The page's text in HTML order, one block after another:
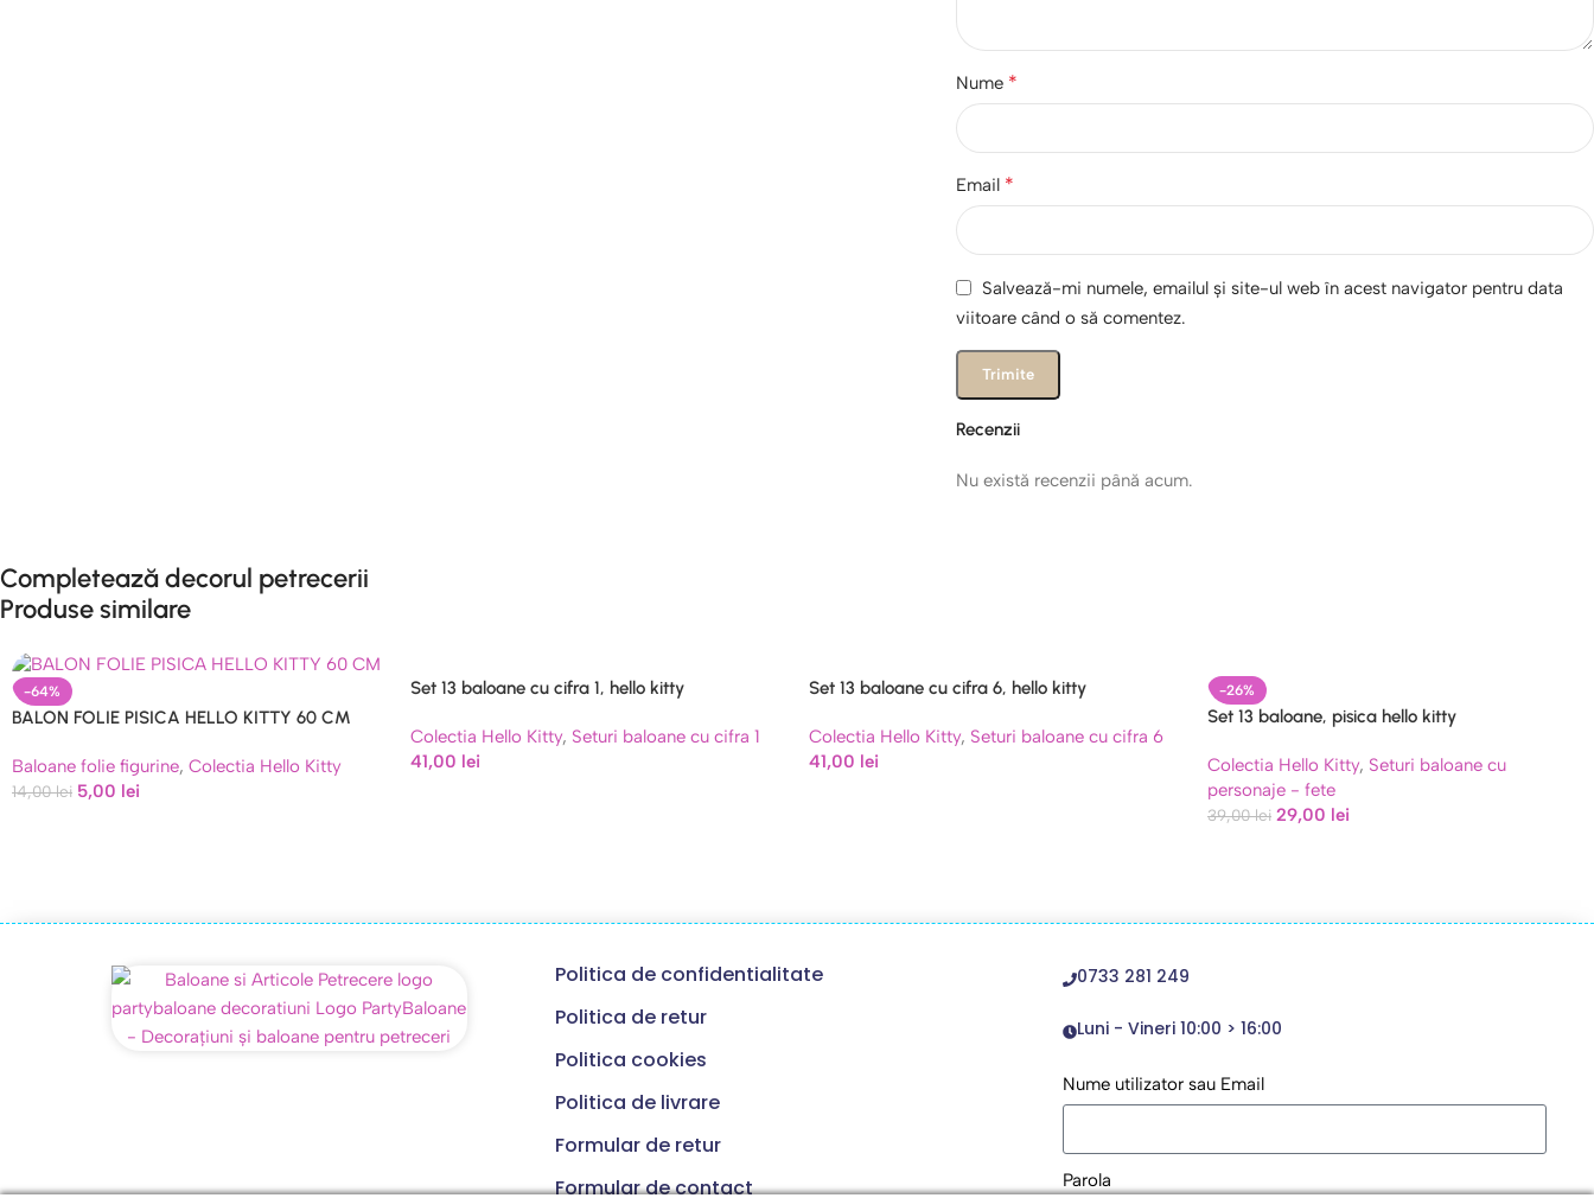
Recenzii
Nu există recenzii până acum.
Nume *
Email *
Salvează-mi numele, emailul și site-ul web în acest navigator pentru data
viitoare când o să comentez.
Completează decorul petrecerii
Produse similare
-64%
BALON FOLIE PISICA HELLO KITTY 60 CM
Baloane folie figurine, Colectia Hello Kitty
14,00lei 5,00 lei
Set 13 baloane cu cifra 1, hello kitty
Colectia Hello Kitty, Seturi baloane cu cifra 1
41,00 lei
Set 13 baloane cu cifra 6, hello kitty
Colectia Hello Kitty, Seturi baloane cu cifra 6
41,00 lei
-26%
Set 13 baloane, pisica hello kitty
Colectia Hello Kitty, Seturi baloane cu
personaje - fete
39,00lei 29,00 lei
Politica de confidentialitate
Politica de retur
Politica cookies
Politica de livrare
Formular de retur
Formular de contact
0733 281 249
Luni - Vineri 10:00 > 16:00
Nume utilizator sau Email
Parola